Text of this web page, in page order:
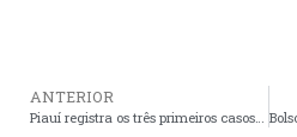
ANTERIOR
Piauí registra os três primeiros casos confirmados de coronavírus